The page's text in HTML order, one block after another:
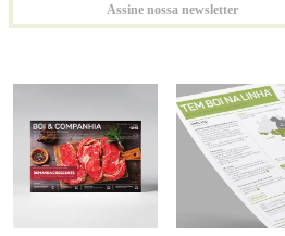
Assine nossa newsletter